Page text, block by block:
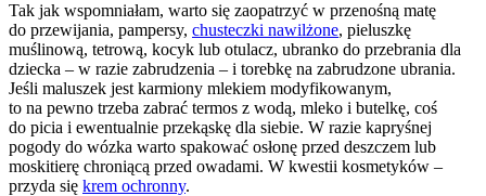
Tak jak wspomniałam, warto się zaopatrzyć w przenośną matę
do przewijania, pampersy, chusteczki nawilżone, pieluszkę
muślinową, tetrową, kocyk lub otulacz, ubranko do przebrania dla
dziecka – w razie zabrudzenia – i torebkę na zabrudzone ubrania.
Jeśli maluszek jest karmiony mlekiem modyfikowanym,
to na pewno trzeba zabrać termos z wodą, mleko i butelkę, coś
do picia i ewentualnie przekąskę dla siebie. W razie kapryśnej
pogody do wózka warto spakować osłonę przed deszczem lub
moskitierę chroniącą przed owadami. W kwestii kosmetyków –
przyda się krem ochronny.